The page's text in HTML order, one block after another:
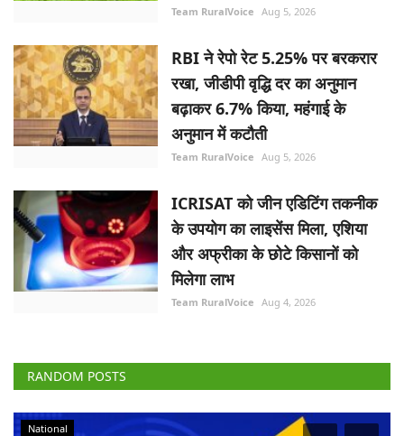
Team RuralVoice Aug 5, 2026
RBI ने रेपो रेट 5.25% पर बरकरार
रखा, जीडीपी वृद्धि दर का अनुमान
बढ़ाकर 6.7% किया, महंगाई के
अनुमान में कटौती
Team RuralVoice Aug 5, 2026
ICRISAT को जीन एडिटिंग तकनीक
के उपयोग का लाइसेंस मिला, एशिया
और अफ्रीका के छोटे किसानों को
मिलेगा लाभ
Team RuralVoice Aug 4, 2026
RANDOM POSTS
National